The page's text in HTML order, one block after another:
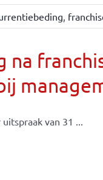
,
na
van 31 ...